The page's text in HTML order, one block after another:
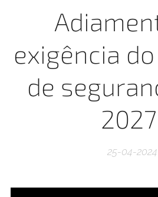
exigência
de
25-04-2024